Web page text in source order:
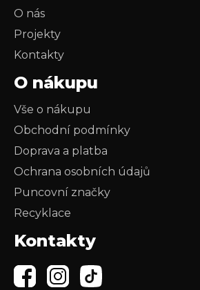
O nás
Projekty
Kontakty
O nákupu
Vše o nákupu
Obchodní podmínky
Doprava a platba
Ochrana osobních údajů
Puncovní značky
Recyklace
Kontakty